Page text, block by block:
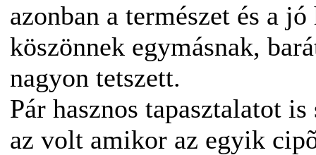
azonban a természet és a
köszönnek egymásnak,
nagyon tetszett.
Pár hasznos tapasztalatot
az volt amikor az egyik